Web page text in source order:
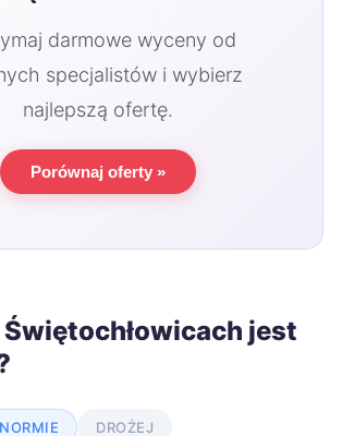
darmowe wyceny od
specjalistów i wybierz
najlepszą ofertę.
Porównaj oferty »
Świętochłowicach jest
DROŻEJ